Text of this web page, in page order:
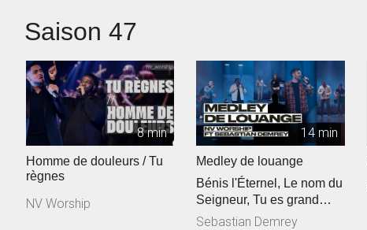
Saison 47
8 min
Homme de douleurs / Tu
règnes
NV Worship
14 min
Medley de louange
Bénis l'Éternel, Le nom du
Seigneur, Tu es grand
Seigneur
Sebastian Demrey